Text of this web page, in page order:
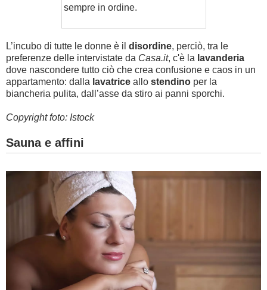
sempre in ordine.
L’incubo di tutte le donne è il disordine, perciò, tra le
preferenze delle intervistate da Casa.it, c'è la lavanderia
dove nascondere tutto ciò che crea confusione e caos in un
appartamento: dalla lavatrice allo stendino per la
biancheria pulita, dall’asse da stiro ai panni sporchi.
Copyright foto: Istock
Sauna e affini